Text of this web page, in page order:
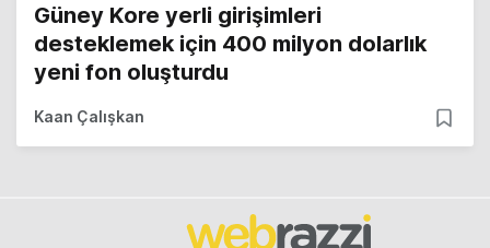
Güney Kore yerli girişimleri
desteklemek için 400 milyon dolarlık
yeni fon oluşturdu
Kaan Çalışkan